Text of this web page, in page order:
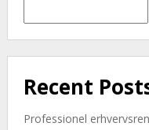
Recent
Professionel